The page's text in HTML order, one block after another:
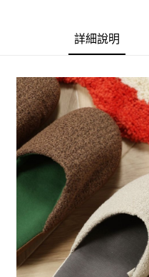
3.實際核准額度、可分期數及費用
法說明評估內容。
【繳款方式說明】
1.分期款項不併入電信帳單，「大
醒簡訊。
2.透過簡訊連結打開帳單後，可
帳／街口支付／iPASS MONEY」
【注意事項】
1.本服務係由「台灣大哥大股份
用戶於交易時，得透過本服務購
買賣價金債權讓與本公司後，依
2.基於同意付款使用「大哥付你
資料（包含姓名、電話或地址）
由本公司與您本人進行分期帳單
3.完整用戶服務條款，請詳閱以下
AFTEE先享後付是「在收到商品
２．便利：只要手機號碼，簡訊認
３．安心：先確認商品／服務後，
【「AFTEE先享後付」結帳流程】
１．於結帳方式選擇「AFTEE先享
結帳頁面，進行簡訊認證並確認
２．訂單成立數日內，您將收到繳
３．收到繳費通知簡訊後14天內
ATM／網路銀行／等多元方式進
※ 請注意：結帳手續完成當下不
購買商品的店家。未經商家同意
後付繳納相關費用。
※ 交易是否成功請以「AFTEE先
是否繳費成功／繳費後需取消欲
客戶支援中心」
https://
每筆NT$80，滿NT$888(含以
付款後 全家取貨
每筆NT$80，滿NT$888(含以
7-11 取貨付款
每筆NT$80，滿NT$1,500(含
付款後 7-11取貨
每筆NT$80，滿NT$1,500(含以
宅配
每筆NT$80，滿NT$1,500(含以
詳細說明